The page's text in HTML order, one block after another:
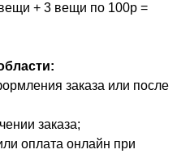
+ 3 вещи по 100р =
заказа или после
заказа;
оплата онлайн при